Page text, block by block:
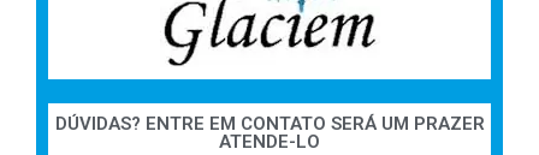
DÚVIDAS? ENTRE EM CONTATO SERÁ UM PRAZER
ATENDE-LO